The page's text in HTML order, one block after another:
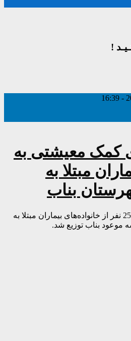
!
کمک معیشتی به
مبتلا به
بناب
بسته‌های کمک معیشتی به 250 نفر از خانواده‌های بیماران مبتلا به
بناب توزیع شد.